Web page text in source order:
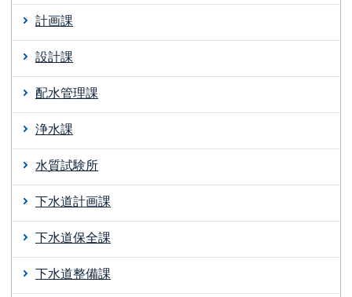
計画課
設計課
配水管理課
浄水課
水質試験所
下水道計画課
下水道保全課
下水道整備課